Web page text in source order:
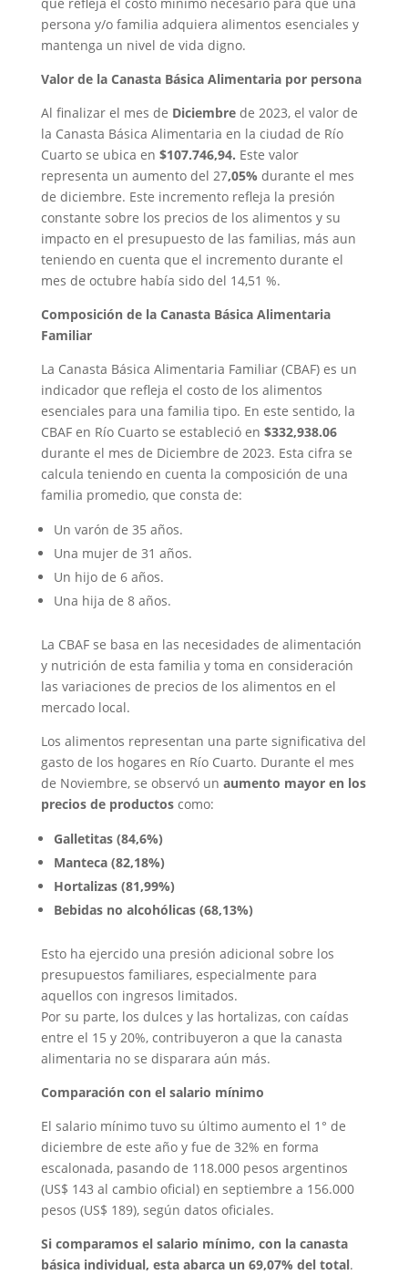
que refleja el costo mínimo necesario para que una
persona y/o familia adquiera alimentos esenciales y
mantenga un nivel de vida digno.
Valor de la Canasta Básica Alimentaria por persona
Al finalizar el mes de Diciembrede 2023, el valor de
la Canasta Básica Alimentaria en la ciudad de Río
Cuarto se ubica en $107.746,94. Este valor
representa un aumento del 27,05% durante el mes
de diciembre. Este incremento refleja la presión
constante sobre los precios de los alimentos y su
impacto en el presupuesto de las familias, más aun
teniendo en cuenta que el incremento durante el
mes de octubre había sido del 14,51 %.
Composición de la Canasta Básica Alimentaria
Familiar
La Canasta Básica Alimentaria Familiar (CBAF) es un
indicador que refleja el costo de los alimentos
esenciales para una familia tipo. En este sentido, la
CBAF en Río Cuarto se estableció en $332,938.06
durante el mes de Diciembre de 2023. Esta cifra se
calcula teniendo en cuenta la composición de una
familia promedio, que consta de:
Un varón de 35 años.
Una mujer de 31 años.
Un hijo de 6 años.
Una hija de 8 años.
La CBAF se basa en las necesidades de alimentación
y nutrición de esta familia y toma en consideración
las variaciones de precios de los alimentos en el
mercado local.
Los alimentos representan una parte significativa del
gasto de los hogares en Río Cuarto. Durante el mes
de Noviembre, se observó un aumento mayor en los
precios de productoscomo:
Galletitas (84,6%)
Manteca (82,18%)
Hortalizas (81,99%)
Bebidas no alcohólicas (68,13%)
Esto ha ejercido una presión adicional sobre los
presupuestos familiares, especialmente para
aquellos con ingresos limitados.
Por su parte, los dulces y las hortalizas, con caídas
entre el 15 y 20%, contribuyeron a que la canasta
alimentaria no se disparara aún más.
Comparación con el salario mínimo
El salario mínimo tuvo su último aumento el 1° de
diciembre de este año y fue de 32% en forma
escalonada, pasando de 118.000 pesos argentinos
(US$ 143 al cambio oficial) en septiembre a 156.000
pesos (US$ 189), según datos oficiales.
Si comparamos el salario mínimo, con la canasta
básica individual, esta abarca un 69,07% del total.